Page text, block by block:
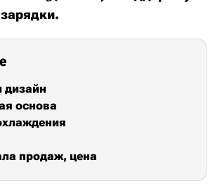
дизайн
основа
продаж, цена